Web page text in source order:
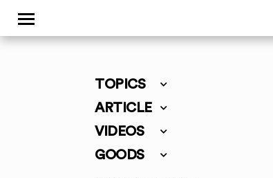
TOPICS
ARTICLE
VIDEOS
GOODS